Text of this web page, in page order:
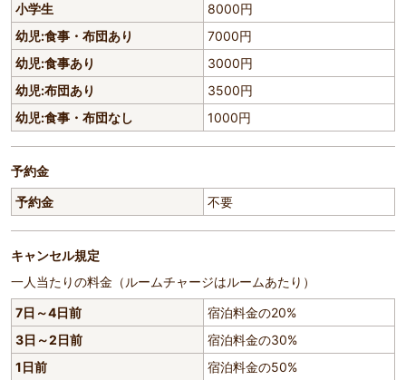
小学生
8000円
幼児:食事・布団あり
7000円
幼児:食事あり
3000円
幼児:布団あり
3500円
幼児:食事・布団なし
1000円
予約金
予約金
不要
キャンセル規定
一人当たりの料金（ルームチャージはルームあたり）
7日～4日前
宿泊料金の20%
3日～2日前
宿泊料金の30%
1日前
宿泊料金の50%